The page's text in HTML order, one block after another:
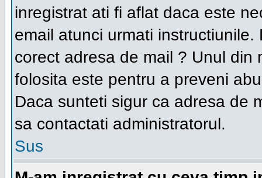
inregistrat ati fi aflat daca este
email atunci urmati
corect adresa de mail ? Unul
folosita este pentru a preveni
Daca sunteti sigur ca adresa de
sa contactati administratorul.
Sus